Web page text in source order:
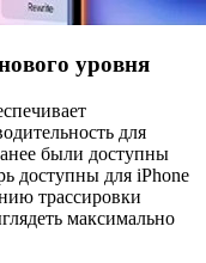
уровня
для
были доступны
доступны для iPhone
трассировки
максимально